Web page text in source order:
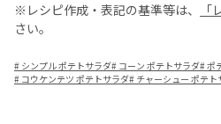
※レシピ作成・表記の基準等は、
さい。
# シンプル ポテトサラダ# コーン ポテトサラダ#ポ
# コウケンテツ ポテトサラダ# チャーシュー ポテト